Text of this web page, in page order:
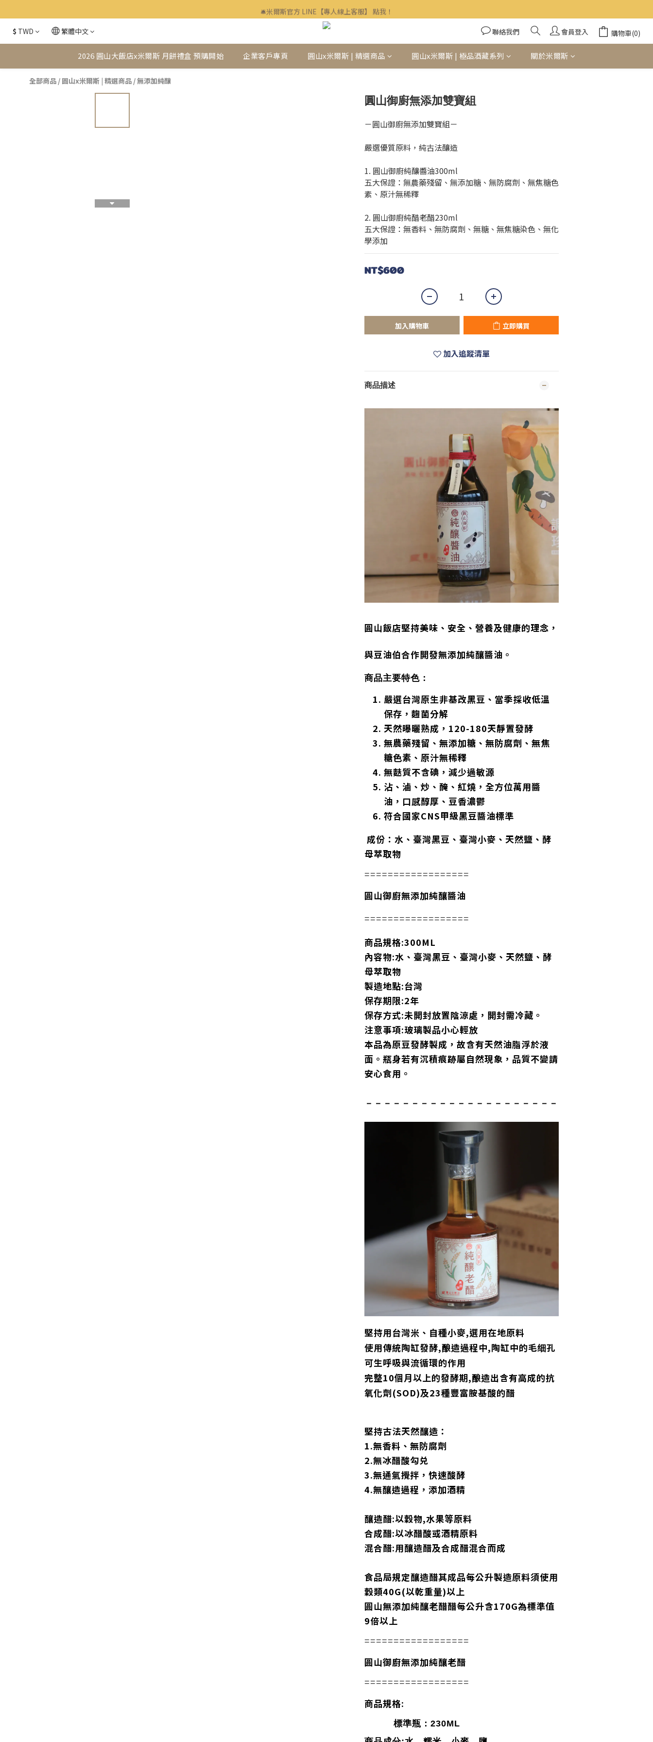
🛎米爾斯官方 LINE【專人線上客服】 點我！
🛎米爾斯官方 LINE【專人線上客服】 點我！
企業客戶、福委會訂購歡迎洽詢▶▶▶ LINE ID : @mills
🛎米爾斯官方 LINE【專人線上客服】 點我！
$ TWD 繁體中文 聯絡我們 會員登入 購物車(0)
2026 圓山大飯店x米爾斯 月餅禮盒 預購開始 企業客戶專頁 圓山x米爾斯 | 精選商品 圓山x米爾斯 | 極品酒藏系列 關於米爾斯
全部商品 / 圓山x米爾斯 | 精選商品 /無添加純釀
圓山御廚無添加雙寶組
－圓山御廚無添加雙寶組－
嚴選優質原料，純古法釀造
1. 圓山御廚純釀醬油300ml
五大保證：無農藥殘留、無添加糖、無防腐劑、無焦糖色
素、原汁無稀釋
2. 圓山御廚純醋老醋230ml
五大保證：無香料、無防腐劑、無糖、無焦糖染色、無化
學添加
NT$600
加入購物車 立即購買
加入追蹤清單
商品描述
圓山飯店堅持美味、安全、營養及健康的理念，
與豆油伯合作開發無添加純釀醬油。
商品主要特色：
嚴選台灣原生非基改黑豆、當季採收低溫
保存，麴菌分解
天然曝曬熟成，120-180天靜置發酵
無農藥殘留、無添加糖、無防腐劑、無焦
糖色素、原汁無稀釋
無麩質不含碘，減少過敏源
沾、滷、炒、醃、紅燒，全方位萬用醬
油，口感醇厚、豆香濃鬱
符合國家CNS甲級黑豆醬油標準
成份：水、臺灣黑豆、臺灣小麥、天然鹽、酵
母萃取物
==================
圓山御廚無添加純釀醬油
==================
商品規格:300ML
內容物:水、臺灣黑豆、臺灣小麥、天然鹽、酵
母萃取物
製造地點:台灣
保存期限:2年
保存方式:未開封放置陰涼處，開封需冷藏。
注意事項:玻璃製品小心輕放
本品為原豆發酵製成，故含有天然油脂浮於液
面。瓶身若有沉積痕跡屬自然現象，品質不變請
安心食用。
－－－－－－－－ －－－－－－－－ －－－－－
堅持用台灣米、自種小麥,選用在地原料
使用傳統陶缸發酵,酿造過程中,陶缸中的毛细孔
可生呼吸與流循環的作用
完整10個月以上的發酵期,酿造出含有高成的抗
氧化劑(SOD)及23種豐富胺基酸的醋
堅持古法天然釀造：
1.無香料、無防腐劑
2.無冰醋酸勾兑
3.無通氣攪拌，快速酸酵
4.無釀造過程，添加酒精
釀造醋:以穀物,水果等原料
合成醋:以冰醋酸或酒精原料
混合醋:用釀造醋及合成醋混合而成
食品局規定釀造醋其成品每公升製造原料須使用
穀類40G(以乾重量)以上
圓山無添加純釀老醋醋每公升含170G為標準值
9倍以上
==================
圓山御廚無添加純釀老醋
==================
商品規格:
標準瓶：230ML